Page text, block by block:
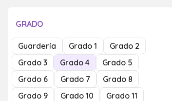
GRADO
Guardería Grado 1
Grado 2
Grado 3
Grado 4
Grado 5
Grado 6
Grado 7
Grado 8
Grado 9
Grado 10
Grado 11